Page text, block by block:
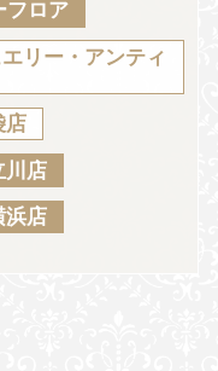
フロア
リー・アンティ
店
川店
浜店